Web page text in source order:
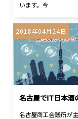
います。今
2018年04月24日
名古屋でIT日本酒
名古屋商工会議所が